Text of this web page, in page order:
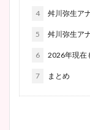
4 舛川弥生ア
5 舛川弥生ア
6 2026年現在
7 まとめ